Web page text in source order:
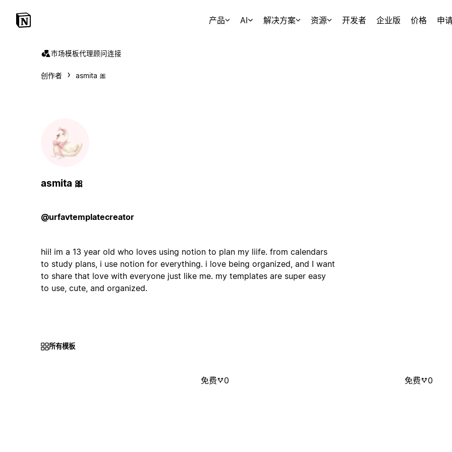
产品 AI 解决方案 资源 开发者 企业版 价格 申
市场模板代理顾问连接
创作者 asmita 🎀
asmita 🎀
@urfavtemplatecreator
hii! im a 13 year old who loves using notion to plan my liife. from calendars
to study plans, i use notion for everything. i love being organized, and I want
to share that love with everyone just like me. my templates are super easy
to use, cute, and organized.
所有模板
免费 0 免费 0